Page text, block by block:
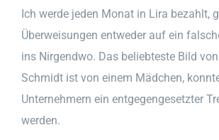
Ich werde jeden Monat in Lira bezahlt,
Überweisungen entweder auf ein
ins Nirgendwo. Das beliebteste Bild
Schmidt ist von einem Mädchen,
Unternehmern ein entgegengesetzter
werden.